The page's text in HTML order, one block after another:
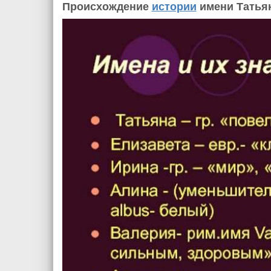
Происхождение истории имени